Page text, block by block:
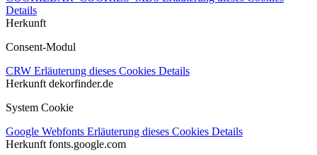
Details
Herkunft
Consent-Modul
CRW Erläuterung dieses Cookies Details
Herkunft dekorfinder.de
System Cookie
Google Webfonts Erläuterung dieses Cookies Details
Herkunft fonts.google.com